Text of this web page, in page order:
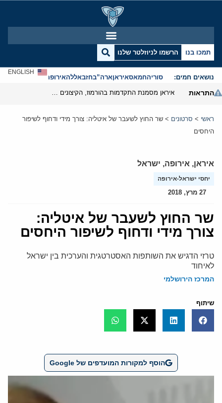
תמכו בנו הרשמו לניוזלטר שלנו
נושאים חמים: סוריהחמאסאיראןארה”בחזבאללהאירופהאנטישמיות
ENGLISH
התראות
ראשי > סרטונים > שר החוץ לשעבר של איטליה: צורך מידי ודחוף לשיפור
היחסים
איראן, אירופה, ישראל
יחסי ישראל-אירופה
27 מרץ, 2018
שר החוץ לשעבר של איטליה:
צורך מידי ודחוף לשיפור היחסים
טרזי הדגיש את השותפות האסטרטגית והערכית בין ישראל
לאיחוד
המרכז הירושלמי
שיתוף
הוסף למקורות המועדפים של Google